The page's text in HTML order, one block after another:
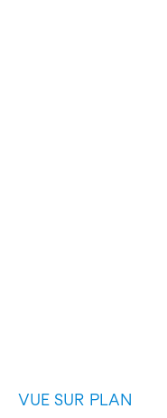
VUE SUR PLAN